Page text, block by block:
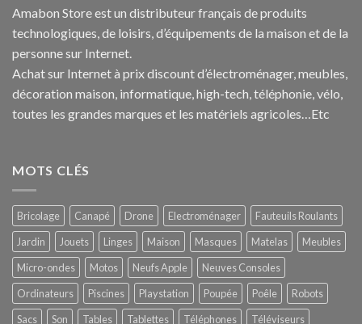
Amabon Store est un distributeur français de produits
technologiques, de loisirs, d’équipements de la maison et de la
personne sur Internet.
Achat sur Internet à prix discount d’électroménager, meubles,
décoration maison, informatique, high-tech, téléphonie, vélo,
toutes les grandes marques et les matériels agricoles…Etc
MOTS CLÉS
Bricolage Canapé Drone Electroménager
Fauteuils Roulants
Jardin
Jouets Linges Maison Masques Matelas
Meubles
Micro-ondes
Motos Neufs Apple
Neuves Consoles
Ordinateurs
Piscines Playstation Poupée Poêle
Robots
Sacs
Son Tables Tablettes Téléphones
Téléviseurs